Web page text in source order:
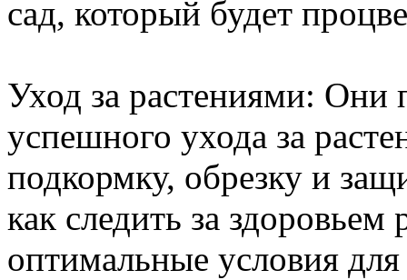
сад, который будет
Уход за растениями: Они
успешного ухода за
подкормку, обрезку и
как следить за
оптимальные условия для